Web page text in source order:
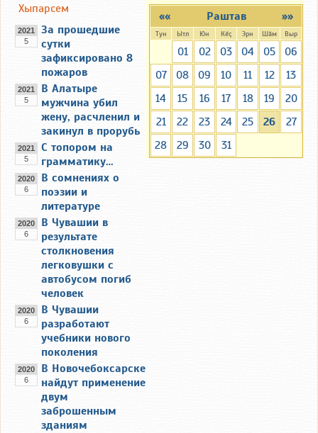
»»
«« Раштав
Тун Ытл Юн Кĕç Эрн Шăм Выр
01 02 03 04 05
06
07
08 09 10 11 12
13
14
15 16 17 18 19
20
21
22 23 24 25 26
27
28
29 30 31
Хыпарсем
2021
5
За прошедшие
сутки
зафиксировано 8
пожаров
2021
5
В Алатыре
мужчина убил
жену, расчленил и
закинул в прорубь
2021
5
С топором на
грамматику…
2020
6
В сомнениях о
поэзии и
литературе
2020
6
В Чувашии в
результате
столкновения
легковушки с
автобусом погиб
человек
2020
6
В Чувашии
разработают
учебники нового
поколения
2020
6
В Новочебоксарске
найдут применение
двум
заброшенным
зданиям